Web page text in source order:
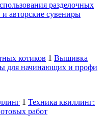
разделочных
авторские сувениры
котиков 1 Вышивка
для начинающих и профи
1 Техника квиллинг:
работ